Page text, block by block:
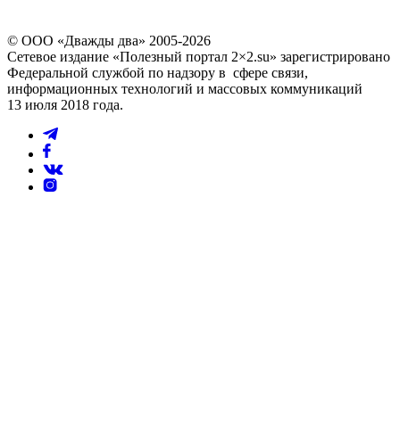
© ООО «Дважды два» 2005-2026
Сетевое издание «Полезный портал 2×2.su» зарегистрировано
Федеральной службой по надзору в сфере связи,
информационных технологий и массовых коммуникаций
13 июля 2018 года.